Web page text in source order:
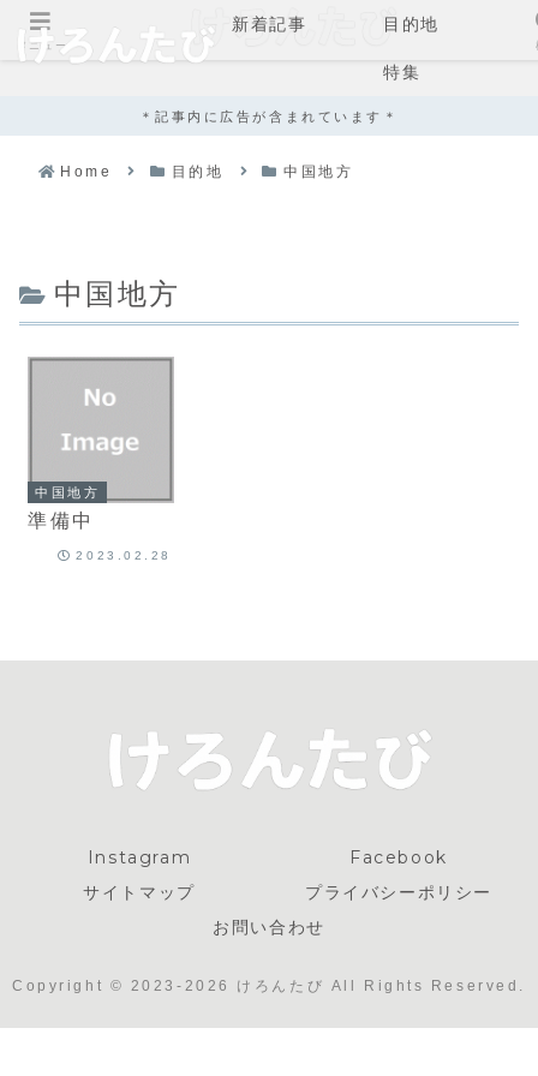
新着記事 目的地
特集
＊記事内に広告が含まれています＊
Home 目的地 中国地方
中国地方
中国地方
準備中
2023.02.28
Instagram
Facebook
サイトマップ
プライバシーポリシー
お問い合わせ
Copyright © 2023-2026 けろんたび All Rights Reserved.
メニュー